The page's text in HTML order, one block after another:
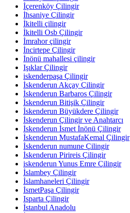
İçerenköy Çilingir
İhsaniye Çilingir
İkitelli çilingir
İkitelli Osb Çilingir
İmrahor çilingir
İncirtepe Çilingir
İnönü mahallesi çilingir
Işıklar Çilingir
iskenderpaşa Çilingir
İskenderun Akçay Çilingir
İskenderun Barbaros Çilingir
İskenderun Bitişik Çilingir
İskenderun Büyükdere Çilingir
İskenderun Çilingir ve Anahtarcı
İskenderun İsmet İnönü Çilingir
İskenderun MustafaKemal Çilingir
İskenderun numune Çilingir
İskenderun Pirireis Çilingir
iskenderun Yunus Emre Çilingir
İslambey Çilingir
İslamhaneleri Çilingir
İsmetPaşa Çilingir
Isparta Çilingir
İstanbul Anadolu